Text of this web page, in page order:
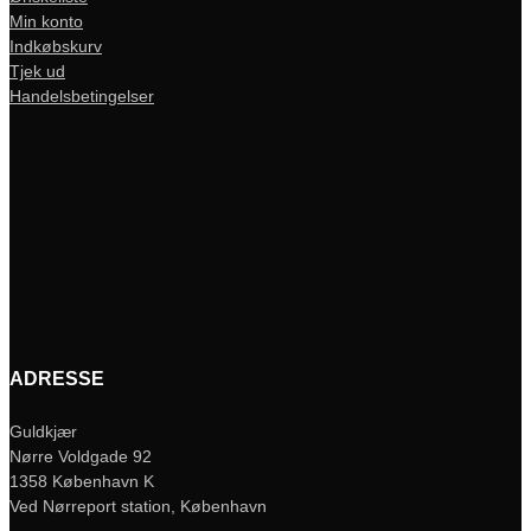
Min konto
Indkøbskurv
Tjek ud
Handelsbetingelser
ADRESSE
Guldkjær
Nørre Voldgade 92
1358 København K
Ved Nørreport station, København